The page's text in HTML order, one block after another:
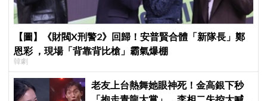
【圖】《財閥X刑警2》回歸！安普賢合體「新隊長」鄭
恩彩 ，現場「背靠背比槍」霸氣爆棚
韓劇
老友上台熱舞她眼神死！金高銀下秒